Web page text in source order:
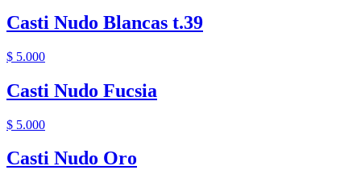
Casti Nudo Blancas t.39
$ 5.000
Casti Nudo Fucsia
$ 5.000
Casti Nudo Oro